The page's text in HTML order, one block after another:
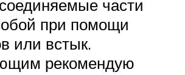
части
при помощи
или встык.
рекомендую